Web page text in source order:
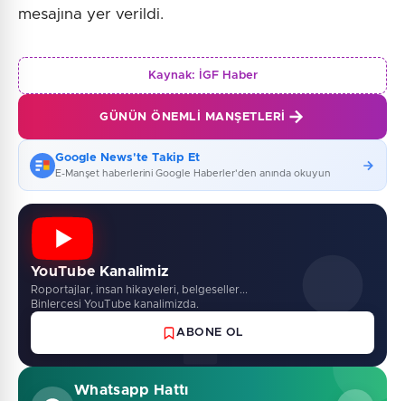
mesajına yer verildi.
Kaynak: İGF Haber
GÜNÜN ÖNEMLI MANŞETLERI
Google News'te Takip Et
E-Manşet haberlerini Google Haberler'den anında okuyun
YouTube Kanalimiz
Roportajlar, insan hikayeleri, belgeseller...
Binlercesi YouTube kanalimizda.
ABONE OL
Whatsapp Hattı